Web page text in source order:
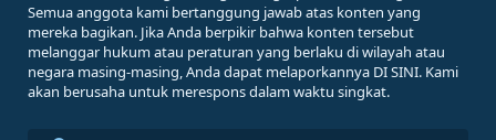
Semua anggota kami bertanggung jawab atas konten yang
mereka bagikan. Jika Anda berpikir bahwa konten tersebut
melanggar hukum atau peraturan yang berlaku di wilayah atau
negara masing-masing, Anda dapat melaporkannya DI SINI. Kami
akan berusaha untuk merespons dalam waktu singkat.